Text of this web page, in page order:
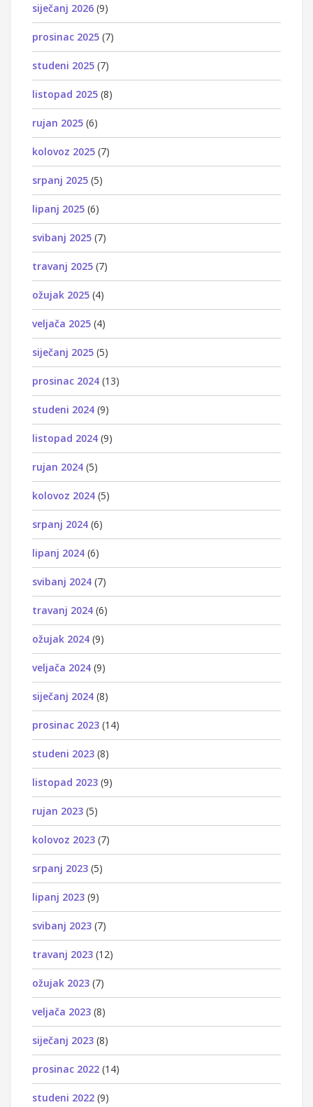
siječanj 2026 (9)
prosinac 2025 (7)
studeni 2025 (7)
listopad 2025 (8)
rujan 2025 (6)
kolovoz 2025 (7)
srpanj 2025 (5)
lipanj 2025 (6)
svibanj 2025 (7)
travanj 2025 (7)
ožujak 2025 (4)
veljača 2025 (4)
siječanj 2025 (5)
prosinac 2024 (13)
studeni 2024 (9)
listopad 2024 (9)
rujan 2024 (5)
kolovoz 2024 (5)
srpanj 2024 (6)
lipanj 2024 (6)
svibanj 2024 (7)
travanj 2024 (6)
ožujak 2024 (9)
veljača 2024 (9)
siječanj 2024 (8)
prosinac 2023 (14)
studeni 2023 (8)
listopad 2023 (9)
rujan 2023 (5)
kolovoz 2023 (7)
srpanj 2023 (5)
lipanj 2023 (9)
svibanj 2023 (7)
travanj 2023 (12)
ožujak 2023 (7)
veljača 2023 (8)
siječanj 2023 (8)
prosinac 2022 (14)
studeni 2022 (9)